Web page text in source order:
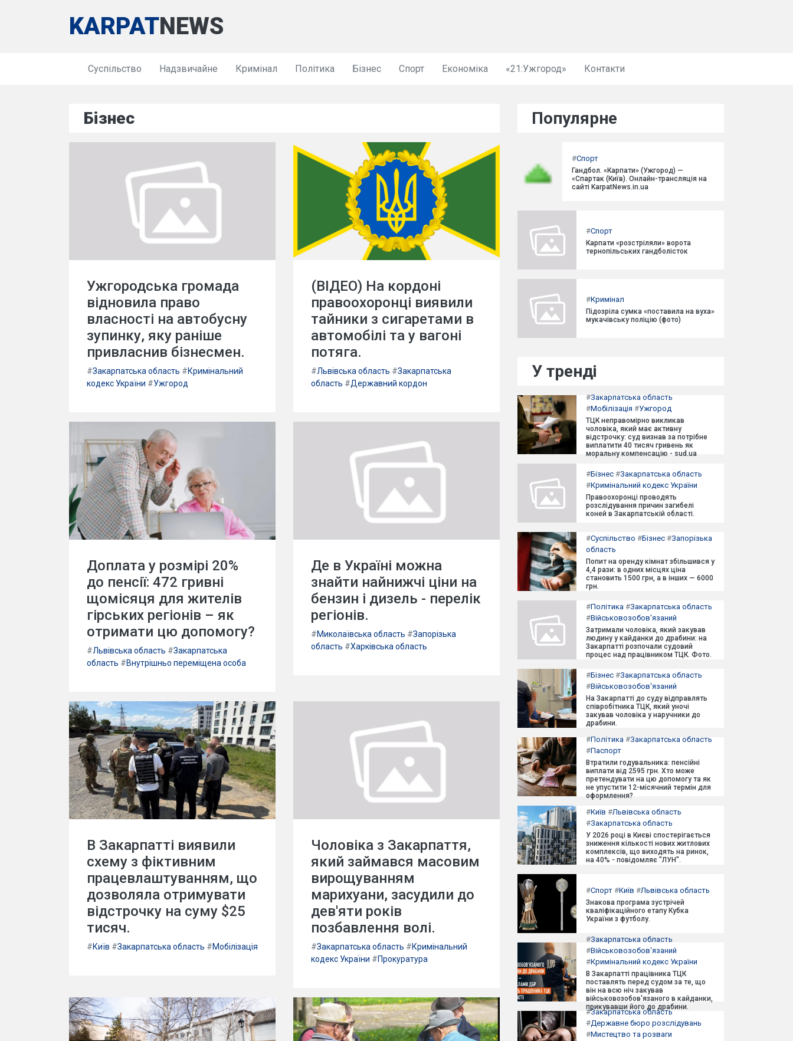
KARPATNEWS
Суспільство Надзвичайне Кримінал Політика Бізнес Спорт Економіка «21:Ужгород» Контакти
Бізнес
Ужгородська громада
відновила право
власності на автобусну
зупинку, яку раніше
привласнив бізнесмен.
#Закарпатська область #Кримінальний
кодекс України #Ужгород
(ВІДЕО) На кордоні
правоохоронці виявили
тайники з сигаретами в
автомобілі та у вагоні
потяга.
#Львівська область #Закарпатська
область #Державний кордон
Доплата у розмірі 20%
до пенсії: 472 гривні
щомісяця для жителів
гірських регіонів – як
отримати цю допомогу?
#Львівська область #Закарпатська
область #Внутрішньо переміщена особа
Де в Україні можна
знайти найнижчі ціни на
бензин і дизель - перелік
регіонів.
#Миколаївська область #Запорізька
область #Харківська область
В Закарпатті виявили
схему з фіктивним
працевлаштуванням, що
дозволяла отримувати
відстрочку на суму $25
тисяч.
#Київ #Закарпатська область #Мобілізація
Чоловіка з Закарпаття,
який займався масовим
вирощуванням
марихуани, засудили до
дев'яти років
позбавлення волі.
#Закарпатська область #Кримінальний
кодекс України #Прокуратура
Популярне
#Спорт
Гандбол. «Карпати» (Ужгород) —
«Спартак (Київ). Онлайн-трансляція на
сайті KarpatNews.in.ua
#Спорт
Карпати «розстріляли» ворота
тернопільських гандболісток
#Кримінал
Підозріла сумка «поставила на вуха»
мукачівську поліцію (фото)
У тренді
#Закарпатська область
#Мобілізація #Ужгород
ТЦК неправомірно викликав
чоловіка, який має активну
відстрочку: суд визнав за потрібне
виплатити 40 тисяч гривень як
моральну компенсацію - sud.ua
#Бізнес #Закарпатська область
#Кримінальний кодекс України
Правоохоронці проводять
розслідування причин загибелі
коней в Закарпатській області.
#Суспільство #Бізнес #Запорізька
область
Попит на оренду кімнат збільшився у
4,4 рази: в одних місцях ціна
становить 1500 грн, а в інших — 6000
грн.
#Політика #Закарпатська область
#Військовозобов'язаний
Затримали чоловіка, який закував
людину у кайданки до драбини: на
Закарпатті розпочали судовий
процес над працівником ТЦК. Фото.
#Бізнес #Закарпатська область
#Військовозобов'язаний
На Закарпатті до суду відправлять
співробітника ТЦК, який уночі
закував чоловіка у наручники до
драбини.
#Політика #Закарпатська область
#Паспорт
Втратили годувальника: пенсійні
виплати від 2595 грн. Хто може
претендувати на цю допомогу та як
не упустити 12-місячний термін для
оформлення?
#Київ #Львівська область
#Закарпатська область
У 2026 році в Києві спостерігається
зниження кількості нових житлових
комплексів, що виходять на ринок,
на 40% - повідомляє "ЛУН".
#Спорт #Київ #Львівська область
Знакова програма зустрічей
кваліфікаційного етапу Кубка
України з футболу.
#Закарпатська область
#Військовозобов'язаний
#Кримінальний кодекс України
В Закарпатті працівника ТЦК
поставлять перед судом за те, що
він на всю ніч закував
військовозобов'язаного в кайданки,
прикувавши його до драбини.
#Закарпатська область
#Державне бюро розслідувань
#Мистецтво та розваги